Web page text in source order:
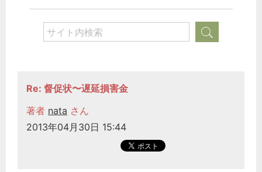
Re: 督促状〜遅延損害金
著者 nata さん
2013年04月30日 15:44